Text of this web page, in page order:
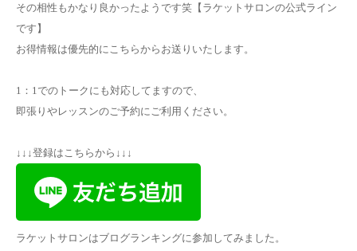
その相性もかなり良かったようです笑【ラケットサロンの公式ライン
です】
お得情報は優先的にこちらからお送りいたします。
1：1でのトークにも対応してますので、
即張りやレッスンのご予約にご利用ください。
↓↓↓登録はこちらから↓↓↓
ラケットサロンはブログランキングに参加してみました。